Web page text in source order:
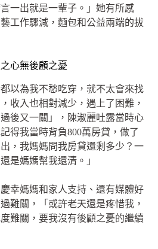
一出就是一輩子。」她有所感
工作驟減，麵包和公益兩端的拔
心無後顧之憂
以為我不愁吃穿，就不太會來找
收入也相對減少，遇上了困難，
後又一關」，陳淑麗吐露當時心
得我當時背負800萬房貸，做了
，我媽媽問我房貸還剩多少？一
是媽媽幫我還清。」
幸媽媽和家人支持、還有媒體好
難關，「或許老天還是疼惜我，
難關，要我沒有後顧之憂的繼續